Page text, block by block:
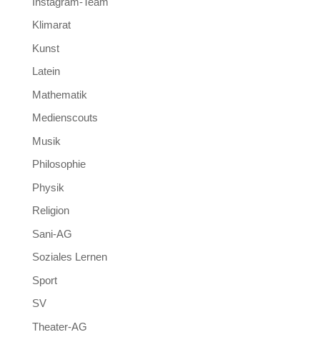
Klimarat
Kunst
Latein
Mathematik
Medienscouts
Musik
Philosophie
Physik
Religion
Sani-AG
Soziales Lernen
Sport
SV
Theater-AG